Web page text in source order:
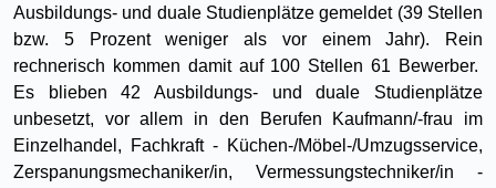
Ausbildungs- und duale Studienplätze gemeldet (39 Stellen
bzw. 5 Prozent weniger als vor einem Jahr). Rein
rechnerisch kommen damit auf 100 Stellen 61 Bewerber.
Es blieben 42 Ausbildungs- und duale Studienplätze
unbesetzt, vor allem in den Berufen Kaufmann/-frau im
Einzelhandel, Fachkraft - Küchen-/Möbel-/Umzugsservice,
Zerspanungsmechaniker/in, Vermessungstechniker/in -